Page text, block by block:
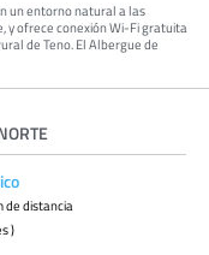
un entorno natural a las
y ofrece conexión Wi-Fi gratuita
de Teno. El Albergue de
de distancia
)